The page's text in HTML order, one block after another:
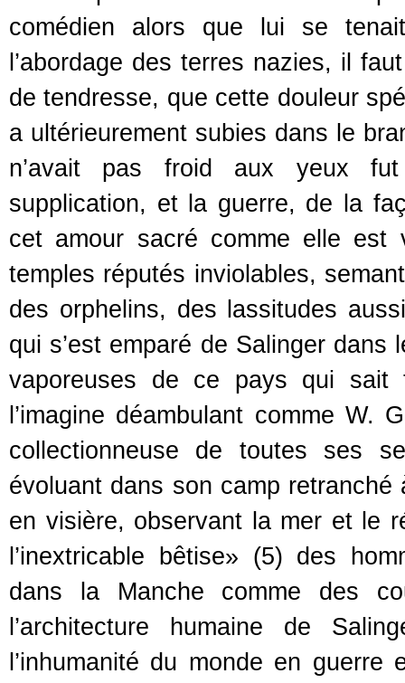
comédien alors que lui se
l’abordage des terres nazies, il
de tendresse, que cette douleur
a ultérieurement subies dans le
n’avait pas froid aux yeux fut
supplication, et la guerre, de la
cet amour sacré comme elle est
temples réputés inviolables,
des orphelins, des lassitudes
qui s’est emparé de Salinger dans
vaporeuses de ce pays qui sait
l’imagine déambulant comme W.
collectionneuse de toutes ses
évoluant dans son camp retranché
en visière, observant la mer et le
l’inextricable bêtise» (5) des
dans la Manche comme des
l’architecture humaine de
l’inhumanité du monde en